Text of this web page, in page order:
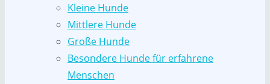
Kleine Hunde
Mittlere Hunde
Große Hunde
Besondere Hunde für erfahrene
Menschen